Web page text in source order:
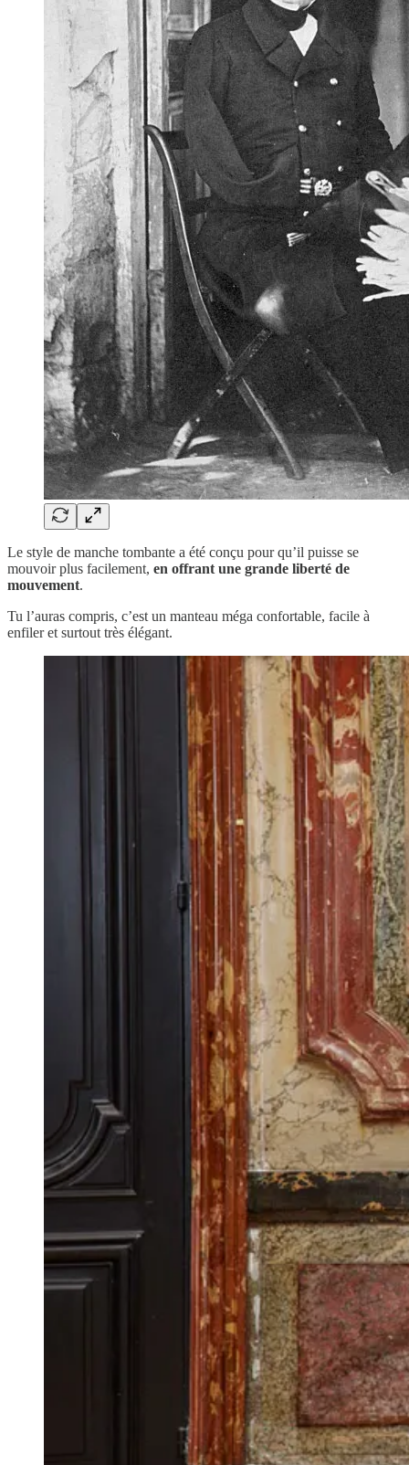
Le style de manche tombante a été conçu pour qu’il puisse se
mouvoir plus facilement, en offrant une grande liberté de
mouvement.
Tu l’auras compris, c’est un manteau méga confortable, facile à
enfiler et surtout très élégant.